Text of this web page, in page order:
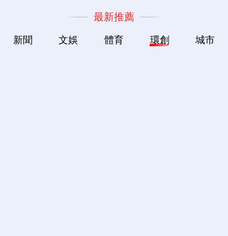
最新推薦
新聞 文娛 體育 環創 城市